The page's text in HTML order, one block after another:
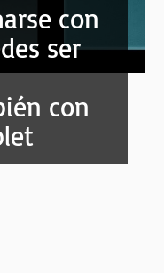
con
ser
con